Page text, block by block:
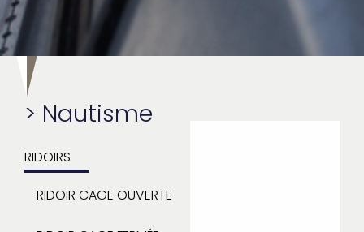
> Nautisme
RIDOIRS
RIDOIR CAGE OUVERTE